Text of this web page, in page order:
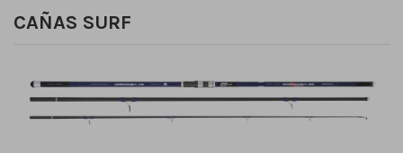
CAÑAS SURF